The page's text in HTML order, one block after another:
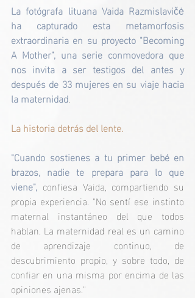
La fotógrafa lituana Vaida Razmislavičė
ha capturado esta metamorfosis
extraordinaria en su proyecto "Becoming
A Mother", una serie conmovedora que
nos invita a ser testigos del antes y
después de 33 mujeres en su viaje hacia
la maternidad.
La historia detrás del lente.
"Cuando sostienes a tu primer bebé en
brazos, nadie te prepara para lo que
viene", confiesa Vaida, compartiendo su
propia experiencia. "No sentí ese instinto
maternal instantáneo del que todos
hablan. La maternidad real es un camino
de aprendizaje continuo, de
descubrimiento propio, y sobre todo, de
confiar en una misma por encima de las
opiniones ajenas."